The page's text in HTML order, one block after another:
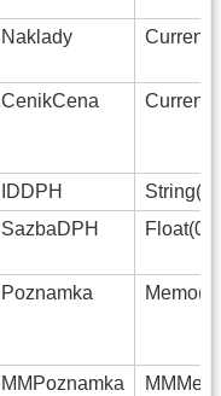
Naklady
CenikCena
IDDPH String(8)
SazbaDPH Float(0)
Poznamka Memo(0)
MMPoznamka